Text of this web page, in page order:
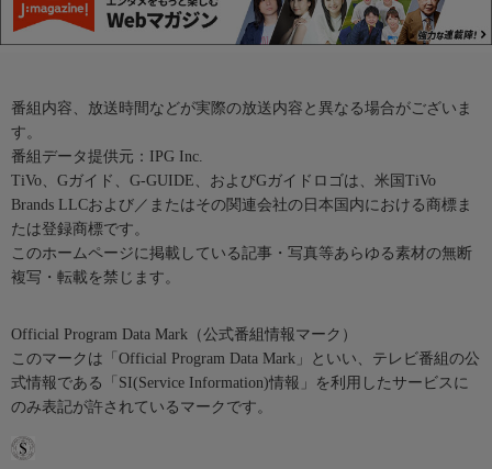
番組内容、放送時間などが実際の放送内容と異なる場合がございま
す。
番組データ提供元：IPG Inc.
TiVo、Gガイド、G-GUIDE、およびGガイドロゴは、米国TiVo
Brands LLCおよび／またはその関連会社の日本国内における商標ま
たは登録商標です。
このホームページに掲載している記事・写真等あらゆる素材の無断
複写・転載を禁じます。
Official Program Data Mark（公式番組情報マーク）
このマークは「Official Program Data Mark」といい、テレビ番組の公
式情報である「SI(Service Information)情報」を利用したサービスに
のみ表記が許されているマークです。